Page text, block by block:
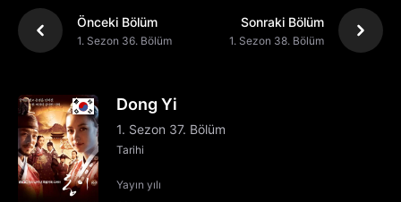
Önceki Bölüm
1. Sezon 36. Bölüm
Sonraki Bölüm
1. Sezon 38. Bölüm
Dong Yi
1. Sezon 37. Bölüm
Tarihi
Yayın yılı